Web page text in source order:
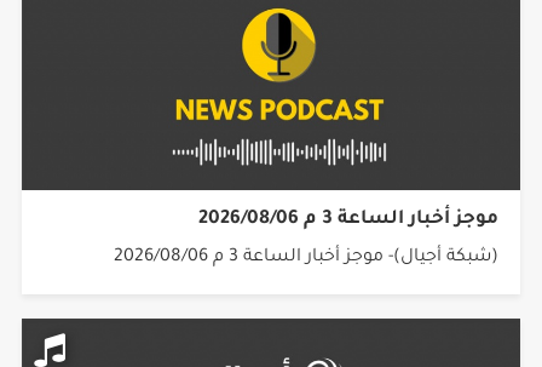
موجز أخبار الساعة 3 م 2026/08/06
(شبكة أجيال)- موجز أخبار الساعة 3 م 2026/08/06